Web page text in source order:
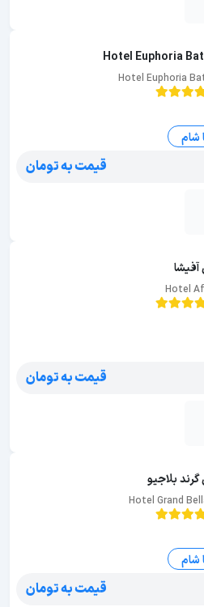
Hotel Euphoria
Hotel Euphoria
شام
قیمت به تومان
Hotel
قیمت به تومان
بلاجیو
Hotel Grand
شام
قیمت به تومان